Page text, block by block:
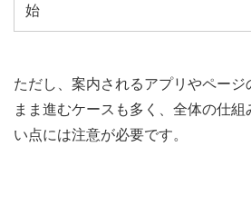
始
ただし、案内されるアプリやペー
まま進むケースも多く、全体の仕
い点には注意が必要です。